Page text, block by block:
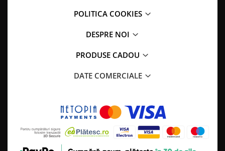
POLITICA COOKIES
DESPRE NOI
PRODUSE CADOU
DATE COMERCIALE